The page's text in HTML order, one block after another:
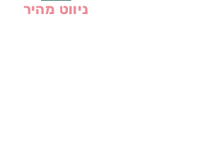
ניווט מהיר